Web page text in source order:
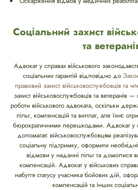
Соціальний захист
та
Адвокат у справах військового
соціальних гарантій відповідно до
правовий захист військовослужбовців та
захист військовослужбовців та ветеранів
роботи військового адвоката, оскільки
пільг, компенсацій та виплат, але їхнє
бюрократичними перешкодами. Адвокат у
допомагає військовослужбовцям
соціальну підтримку, оформити
відмови у наданні пільг та домогтися
компенсацій. Адвокат у військових
набуття статусу учасника бойових дій,
компенсацій та інших